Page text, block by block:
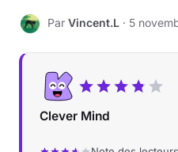
Livres
Jeux vidéo
V Par Vincent.L · 5
Clever Mind